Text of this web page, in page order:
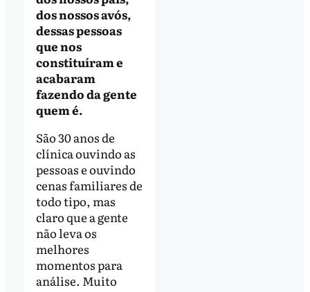
dos nossos avós,
dessas pessoas
que nos
constituíram e
acabaram
fazendo da gente
quem é.
São 30 anos de
clínica ouvindo as
pessoas e ouvindo
cenas familiares de
todo tipo, mas
claro que a gente
não leva os
melhores
momentos para
análise. Muito